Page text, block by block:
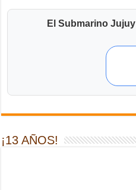
El Submarino Jujuy
¡13 AÑOS!